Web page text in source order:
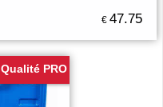
€ 47.75
Qualité PRO